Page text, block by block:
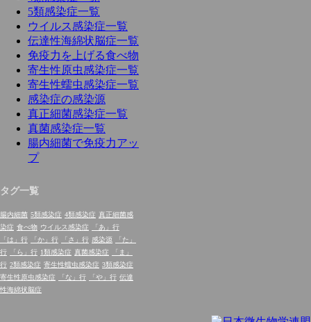
5類感染症一覧
ウイルス感染症一覧
伝達性海綿状脳症一覧
免疫力を上げる食べ物
寄生性原虫感染症一覧
寄生性蠕虫感染症一覧
感染症の感染源
真正細菌感染症一覧
真菌感染症一覧
腸内細菌で免疫力アッ
プ
タグ一覧
腸内細菌 5類感染症 4類感染症 真正細菌感
染症 食べ物 ウイルス感染症
「あ」行
「は」行
「か」行 「さ」行 感染源
「た」
行
「ら」行 1類感染症 真菌感染症
「ま」
行 2類感染症 寄生性蠕虫感染症 3類感染症
寄生性原虫感染症
「な」行 「や」行 伝達
性海綿状脳症